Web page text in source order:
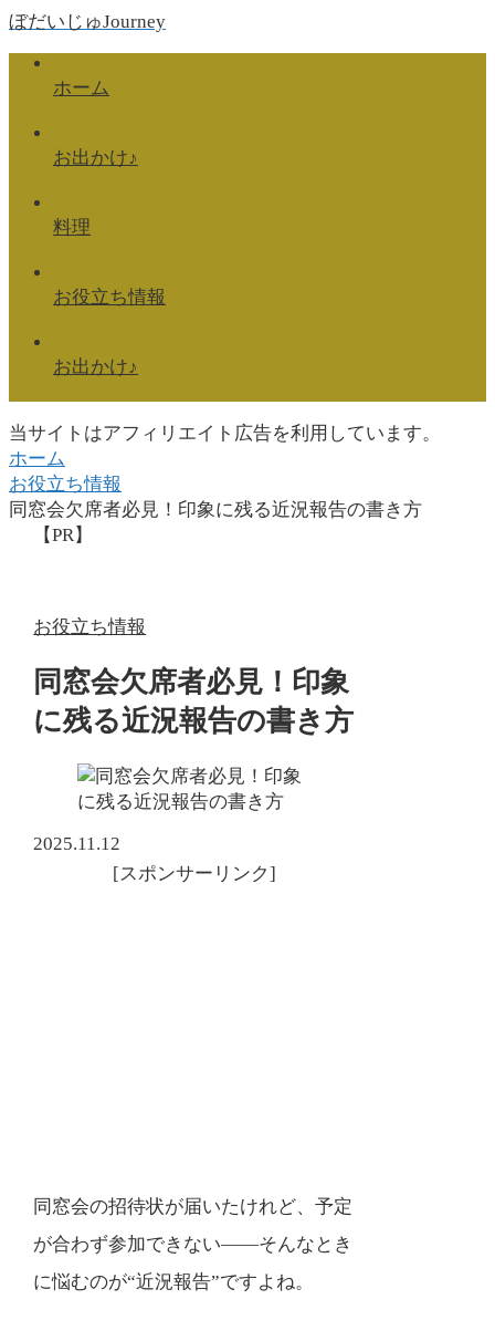
ぼだいじゅJourney
ホーム
お出かけ♪
料理
お役立ち情報
お出かけ♪
当サイトはアフィリエイト広告を利用しています。
ホーム
お役立ち情報
同窓会欠席者必見！印象に残る近況報告の書き方
【PR】
お役立ち情報
同窓会欠席者必見！印象
に残る近況報告の書き方
2025.11.12
[スポンサーリンク]
同窓会の招待状が届いたけれど、予定
が合わず参加できない――そんなとき
に悩むのが“近況報告”ですよね。